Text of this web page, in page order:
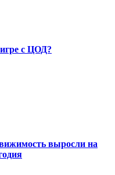
с ЦОД?
выросли на